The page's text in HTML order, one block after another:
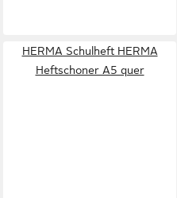
HERMA Schulheft HERMA
Heftschoner A5 quer